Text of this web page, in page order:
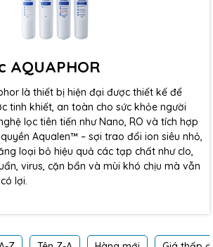
AQUAPHOR
là thiết bị hiện đại được thiết kế để
tinh khiết, an toàn cho sức khỏe người
lọc tiên tiến như Nano, RO và tích hợp
Aqualen™ – sợi trao đổi ion siêu nhỏ,
loại bỏ hiệu quả các tạp chất như clo,
virus, cặn bẩn và mùi khó chịu mà vẫn
lợi.